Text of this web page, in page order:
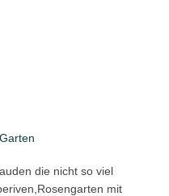
die nicht so viel
mit